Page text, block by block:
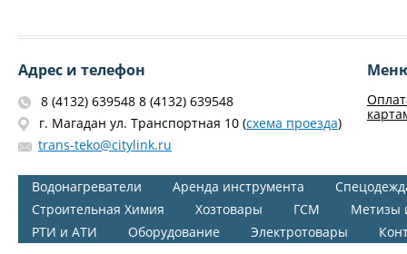
Адрес и телефон
8 (4132) 639548 8 (4132) 639548
г. Магадан ул. Транспортная 10 (схема проезда)
trans-teko@citylink.ru
Водонагреватели Аренда инструмента
Строительная Химия
Хозтовары ГСМ
Метизы
РТИ и АТИ
Оборудование Электротовары